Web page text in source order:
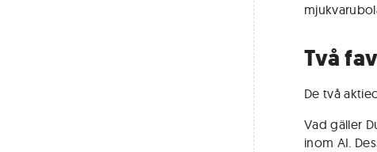
Två
De två
Vad gäller
inom AI.